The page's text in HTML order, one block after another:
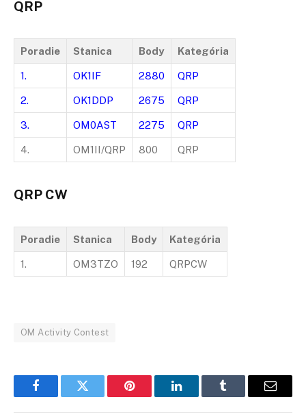
QRP
Poradie Stanica Body Kategória
1. OK1IF 2880 QRP
2. OK1DDP 2675 QRP
3. OM0AST 2275 QRP
4. OM1II/QRP 800 QRP
QRP CW
Poradie Stanica Body Kategória
1. OM3TZO 192 QRPCW
OM Activity Contest
FacebookTwitter Pinterest LinkedInTumblr Email